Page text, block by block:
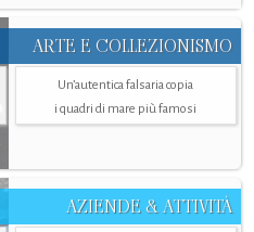
ARTE E COLLEZIONISMO
Un’autentica falsaria copia
i quadri di mare più famosi
AZIENDE & ATTIVITÀ